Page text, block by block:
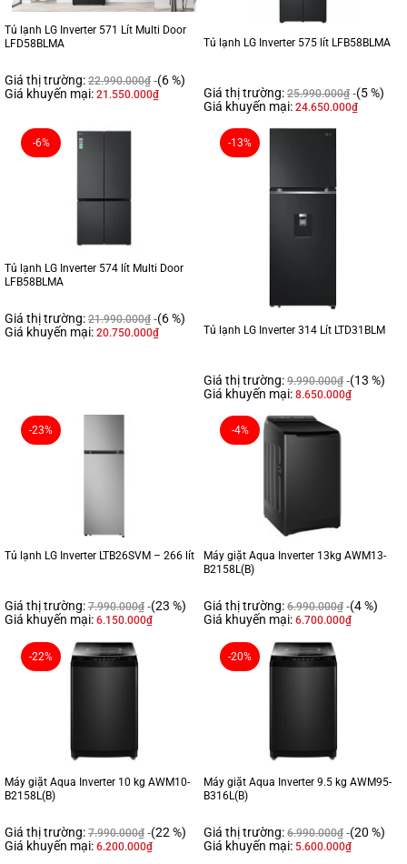
Tủ lạnh LG Inverter 571 Lít Multi Door
LFD58BLMA
Giá thị trường: 22.990.000₫ (6 %)
Giá khuyến mại: 21.550.000₫
Tủ lạnh LG Inverter 575 lít LFB58BLMA
Giá thị trường: 25.990.000₫ (5 %)
Giá khuyến mại: 24.650.000₫
-6%
Tủ lạnh LG Inverter 574 lít Multi Door
LFB58BLMA
Giá thị trường: 21.990.000₫ (6 %)
Giá khuyến mại: 20.750.000₫
-13%
Tủ lạnh LG Inverter 314 Lít LTD31BLM
Giá thị trường: 9.990.000₫ (13 %)
Giá khuyến mại: 8.650.000₫
-23%
Tủ lạnh LG Inverter LTB26SVM – 266 lít
Giá thị trường: 7.990.000₫ (23 %)
Giá khuyến mại: 6.150.000₫
-4%
Máy giặt Aqua Inverter 13kg AWM13-
B2158L(B)
Giá thị trường: 6.990.000₫ (4 %)
Giá khuyến mại: 6.700.000₫
-22%
Máy giặt Aqua Inverter 10 kg AWM10-
B2158L(B)
Giá thị trường: 7.990.000₫ (22 %)
Giá khuyến mại: 6.200.000₫
-20%
Máy giặt Aqua Inverter 9.5 kg AWM95-
B316L(B)
Giá thị trường: 6.990.000₫ (20 %)
Giá khuyến mại: 5.600.000₫